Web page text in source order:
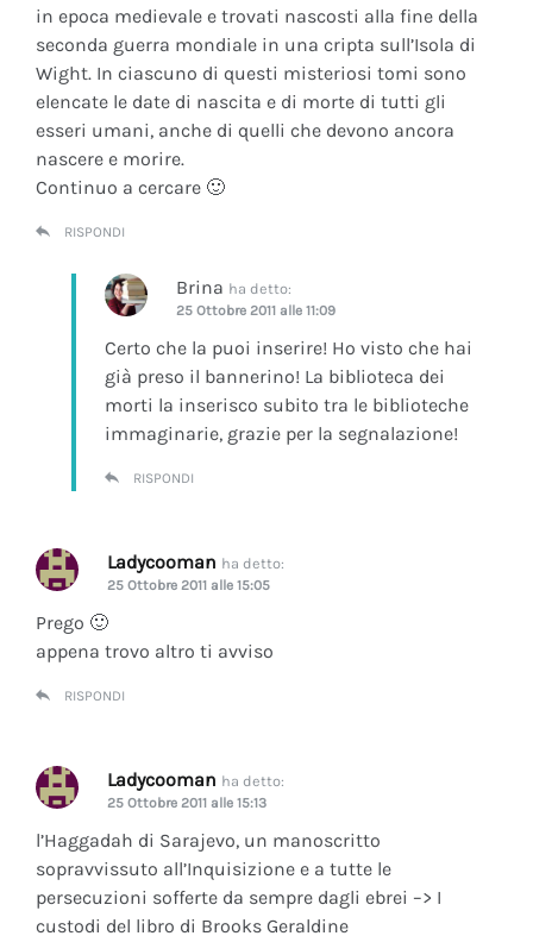
in epoca medievale e trovati nascosti alla fine della
seconda guerra mondiale in una cripta sull’Isola di
Wight. In ciascuno di questi misteriosi tomi sono
elencate le date di nascita e di morte di tutti gli
esseri umani, anche di quelli che devono ancora
nascere e morire.
Continuo a cercare 🙂
RISPONDI
Brina ha detto:
25 Ottobre 2011 alle 11:09
Certo che la puoi inserire! Ho visto che hai
già preso il bannerino! La biblioteca dei
morti la inserisco subito tra le biblioteche
immaginarie, grazie per la segnalazione!
RISPONDI
Ladycooman ha detto:
25 Ottobre 2011 alle 15:05
Prego 🙂
appena trovo altro ti avviso
RISPONDI
Ladycooman ha detto:
25 Ottobre 2011 alle 15:13
l’Haggadah di Sarajevo, un manoscritto
sopravvissuto all’Inquisizione e a tutte le
persecuzioni sofferte da sempre dagli ebrei –> I
custodi del libro di Brooks Geraldine